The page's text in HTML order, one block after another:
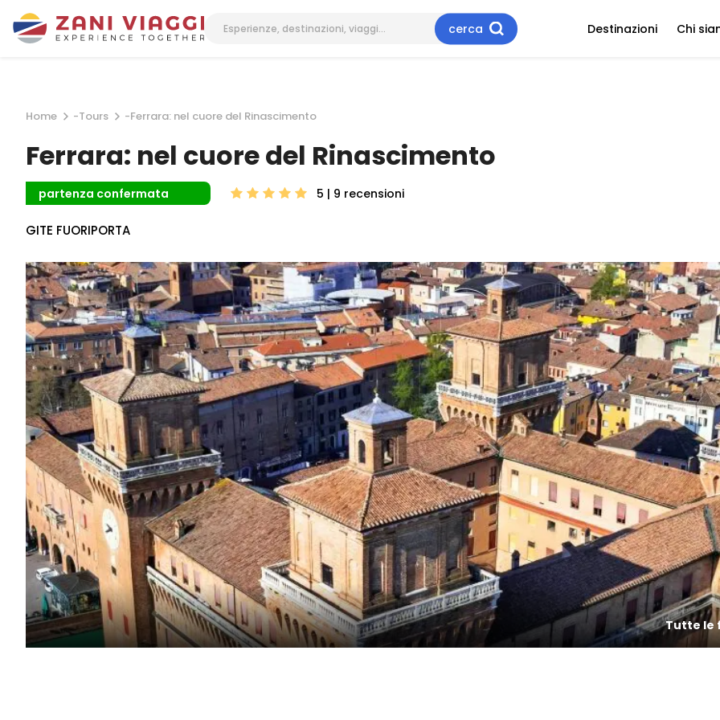
cerca Destinazioni Chi
Home -Tours -Ferrara: nel cuore del Rinascimento
Ferrara: nel cuore del Rinascimento
partenza confermata 5 | 9 recensioni
GITE FUORIPORTA
Tutte le